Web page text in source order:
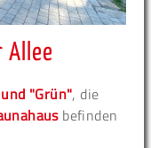
Allee
"Grün", die
befinden